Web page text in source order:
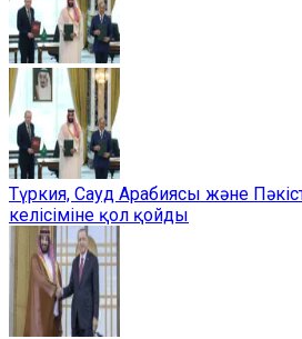
Түркия, Сауд Арабиясы және
келісіміне қол қойды